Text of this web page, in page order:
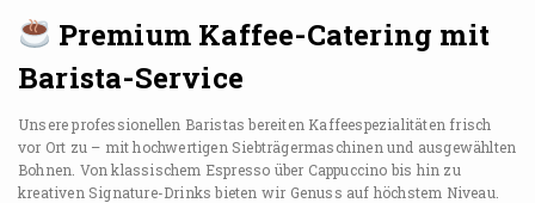
Premium Kaffee-Catering mit
Barista-Service
Unsere professionellen Baristas bereiten Kaffeespezialitäten frisch
vor Ort zu – mit hochwertigen Siebträgermaschinen und ausgewählten
Bohnen. Von klassischem Espresso über Cappuccino bis hin zu
kreativen Signature-Drinks bieten wir Genuss auf höchstem Niveau.